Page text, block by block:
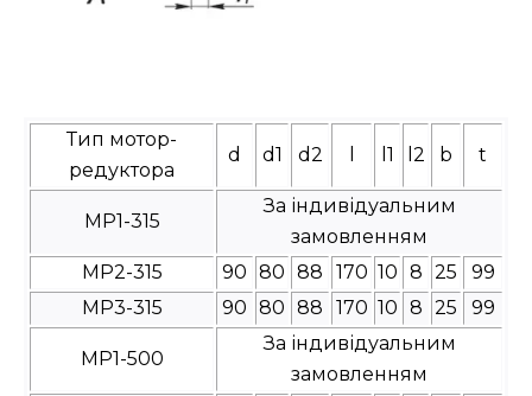
Тип мотор-
редуктора
d d1 d2 l1 l2 b t
МР1-315
За індивідуальним
замовленням
МР2-315
90 80 88 170 10 8 25
99
МР3-315
90 80 88 170 10 8 25 99
МР1-500
За індивідуальним
замовленням